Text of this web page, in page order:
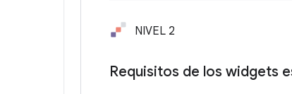
NIVEL 2
Requisitos de los widgets